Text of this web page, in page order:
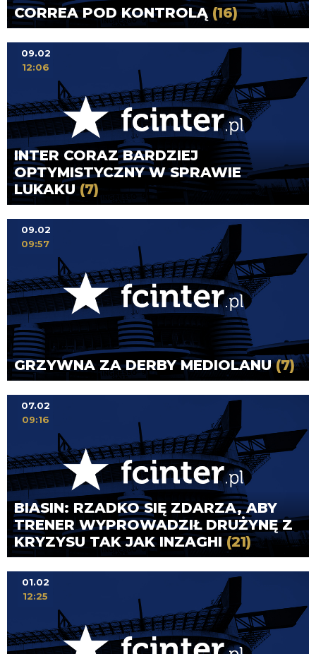
CORREA POD KONTROLĄ(16)
INTER CORAZ BARDZIEJ
OPTYMISTYCZNY W SPRAWIE
LUKAKU (7)
09.02
12:06
GRZYWNA ZA DERBY MEDIOLANU(7)
09.02
09:57
BIASIN: RZADKO SIĘ ZDARZA, ABY
TRENER WYPROWADZIŁ DRUŻYNĘ Z
KRYZYSU TAK JAK INZAGHI (21)
07.02
09:16
01.02
12:25